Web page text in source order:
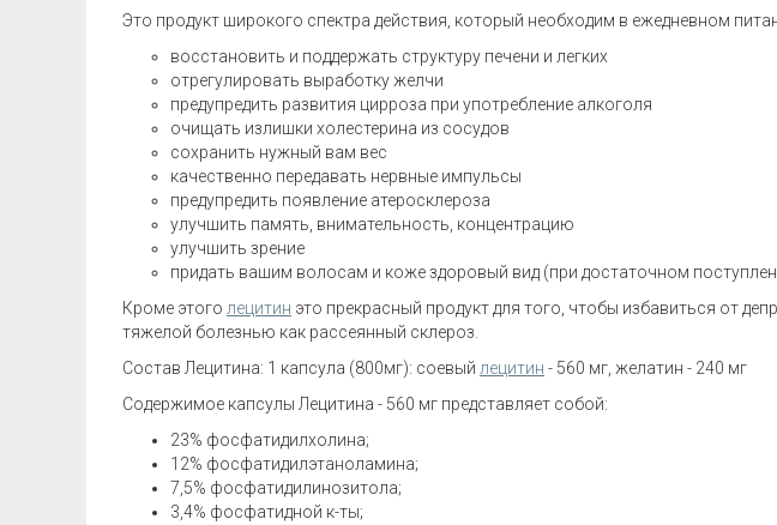
Это продукт широкого спектра действия, который необходим в ежедневном
восстановить и поддержать структуру печени и легких
отрегулировать выработку желчи
предупредить развития цирроза при употребление алкоголя
очищать излишки холестерина из сосудов
сохранить нужный вам вес
качественно передавать нервные импульсы
предупредить появление атеросклероза
улучшить память, внимательность, концентрацию
улучшить зрение
придать вашим волосам и коже здоровый вид (при достаточном
Кроме этого лецитин это прекрасный продукт для того, чтобы избавиться от
тяжелой болезнью как рассеянный склероз.
Состав Лецитина: 1 капсула (800мг): соевый лецитин - 560 мг, желатин - 240 мг
Содержимое капсулы Лецитина - 560 мг представляет собой:
23% фосфатидилхолина;
12% фосфатидилэтаноламина;
7,5% фосфатидилинозитола;
3,4% фосфатидной к-ты;